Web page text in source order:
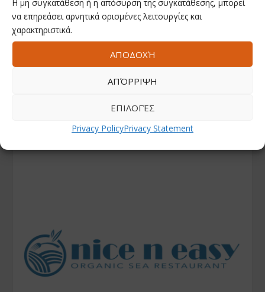
Η μη συγκατάθεση ή η απόσυρση της συγκατάθεσης, μπορεί
να επηρεάσει αρνητικά ορισμένες λειτουργίες και
χαρακτηριστικά.
ΑΠΟΔΟΧΉ
ΑΠΌΡΡΙΨΗ
ΕΠΙΛΟΓΈΣ
Privacy PolicyPrivacy Statement